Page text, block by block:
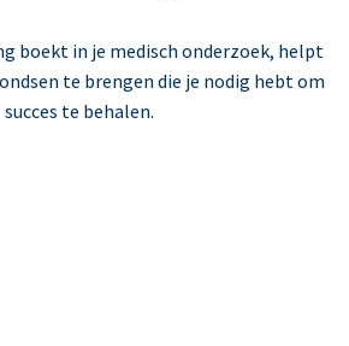
boekt in je medisch onderzoek, helpt
te brengen die je nodig hebt om
succes te behalen.